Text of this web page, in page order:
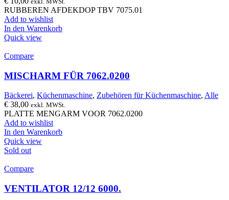
RUBBEREN AFDEKDOP TBV 7075.01
Add to wishlist
In den Warenkorb
Quick view
Compare
MISCHARM FÜR 7062.0200
Bäckerei, Küchenmaschine, Zubehören für Küchenmaschine, Alle
€ 38,00 exkl. MWSt.
PLATTE MENGARM VOOR 7062.0200
Add to wishlist
In den Warenkorb
Quick view
Sold out
Compare
VENTILATOR 12/12 6000.